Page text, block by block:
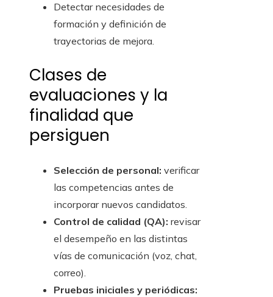
Detectar necesidades de
formación y definición de
trayectorias de mejora.
Clases de
evaluaciones y la
finalidad que
persiguen
Selección de personal: verificar
las competencias antes de
incorporar nuevos candidatos.
Control de calidad (QA): revisar
el desempeño en las distintas
vías de comunicación (voz, chat,
correo).
Pruebas iniciales y periódicas: